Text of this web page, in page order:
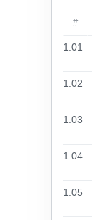
#
1.01
1.02
1.03
1.04
1.05